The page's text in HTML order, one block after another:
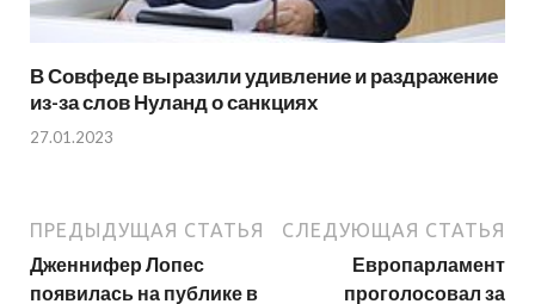
В Совфеде выразили удивление и раздражение
из-за слов Нуланд о санкциях
27.01.2023
ПРЕДЫДУЩАЯ СТАТЬЯ
Дженнифер Лопес
появилась на публике в
СЛЕДУЮЩАЯ СТАТЬЯ
Европарламент
проголосовал за